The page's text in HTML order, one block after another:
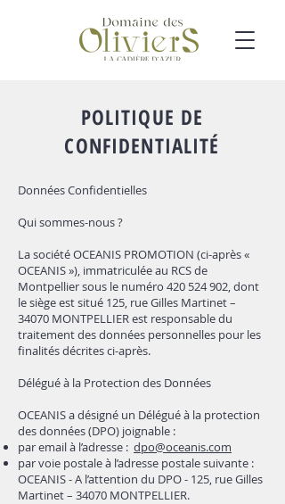
POLITIQUE DE
CONFIDENTIALITÉ
Données Confidentielles ​
Qui sommes-nous ?
La société OCEANIS PROMOTION (ci-après «
OCEANIS »), immatriculée au RCS de
Montpellier sous le numéro 420 524 902, dont
le siège est situé 125, rue Gilles Martinet –
34070 MONTPELLIER est responsable du
traitement des données personnelles pour les
finalités décrites ci-après.
Délégué à la Protection des Données
OCEANIS a désigné un Délégué à la protection
des données (DPO) joignable :
par email à l’adresse : dpo@oceanis.com
par voie postale à l’adresse postale suivante :
OCEANIS - A l’attention du DPO - 125, rue Gilles
Martinet – 34070 MONTPELLIER.